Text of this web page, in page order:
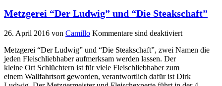
Metzgerei “Der Ludwig” und “Die Steakschaft”
26. April 2016 von Camillo Kommentare sind deaktiviert
Metzgerei “Der Ludwig” und “Die Steakschaft”, zwei Namen die
jeden Fleischliebhaber aufmerksam werden lassen. Der
kleine Ort Schlüchtern ist für viele Fleischliebhaber zum
einem Wallfahrtsort geworden, verantwortlich dafür ist Dirk